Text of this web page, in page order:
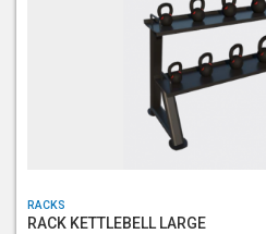
RACKS
RACK KETTLEBELL LARGE